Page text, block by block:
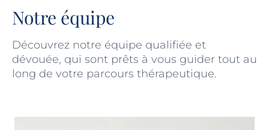
Notre équipe
Découvrez notre équipe qualifiée et
dévouée, qui sont prêts à vous guider tout au
long de votre parcours thérapeutique.